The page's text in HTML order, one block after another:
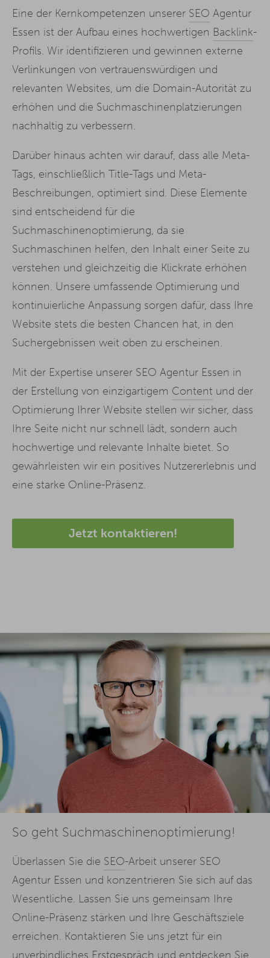
Eine der Kernkompetenzen unserer SEO Agentur
Essen ist der Aufbau eines hochwertigen Backlink-
Profils. Wir identifizieren und gewinnen externe
Verlinkungen von vertrauenswürdigen und
relevanten Websites, um die Domain-Autorität zu
erhöhen und die Suchmaschinenplatzierungen
nachhaltig zu verbessern.
Darüber hinaus achten wir darauf, dass alle Meta-
Tags, einschließlich Title-Tags und Meta-
Beschreibungen, optimiert sind. Diese Elemente
sind entscheidend für die
Suchmaschinenoptimierung, da sie
Suchmaschinen helfen, den Inhalt einer Seite zu
verstehen und gleichzeitig die Klickrate erhöhen
können. Unsere umfassende Optimierung und
kontinuierliche Anpassung sorgen dafür, dass Ihre
Website stets die besten Chancen hat, in den
Suchergebnissen weit oben zu erscheinen.
Mit der Expertise unserer SEO Agentur Essen in
der Erstellung von einzigartigem Content und der
Optimierung Ihrer Website stellen wir sicher, dass
Ihre Seite nicht nur schnell lädt, sondern auch
hochwertige und relevante Inhalte bietet. So
gewährleisten wir ein positives Nutzererlebnis und
eine starke Online-Präsenz.
Jetzt kontaktieren!
So geht Suchmaschinenoptimierung!
Überlassen Sie die SEO-Arbeit unserer SEO
Agentur Essen und konzentrieren Sie sich auf das
Wesentliche. Lassen Sie uns gemeinsam Ihre
Online-Präsenz stärken und Ihre Geschäftsziele
erreichen. Kontaktieren Sie uns jetzt für ein
unverbindliches Erstgespräch und entdecken Sie